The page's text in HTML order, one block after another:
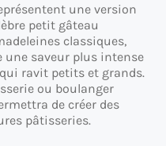
une version
petit gâteau
classiques,
une saveur plus intense
ravit petits et grands.
ou boulanger
de créer des
pâtisseries.